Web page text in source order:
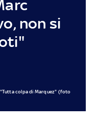
non si
"Tutta colpa di Marquez" (foto